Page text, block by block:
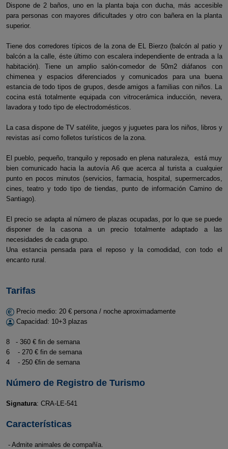
Dispone de 2 baños, uno en la planta baja con ducha, más accesible
para personas con mayores dificultades y otro con bañera en la planta
superior.
Tiene dos corredores típicos de la zona de EL Bierzo (balcón al patio y
balcón a la calle, éste último con escalera independiente de entrada a la
habitación). Tiene un amplio salón-comedor de 50m2 diáfanos con
chimenea y espacios diferenciados y comunicados para una buena
estancia de todo tipos de grupos, desde amigos a familias con niños. La
cocina está totalmente equipada con vitrocerámica inducción, nevera,
lavadora y todo tipo de electrodomésticos.
La casa dispone de TV satélite, juegos y juguetes para los niños, libros y
revistas así como folletos turísticos de la zona.
El pueblo, pequeño, tranquilo y reposado en plena naturaleza, está muy
bien comunicado hacia la autovía A6 que acerca al turista a cualquier
punto en pocos minutos (servicios, farmacia, hospital, supermercados,
cines, teatro y todo tipo de tiendas, punto de información Camino de
Santiago).
El precio se adapta al número de plazas ocupadas, por lo que se puede
disponer de la casona a un precio totalmente adaptado a las
necesidades de cada grupo.
Una estancia pensada para el reposo y la comodidad, con todo el
encanto rural.
Tarifas
Precio medio: 20 € persona / noche aproximadamente
Capacidad: 10+3 plazas
8 - 360 € fin de semana
6 - 270 € fin de semana
4 - 250 €fin de semana
Número de Registro de Turismo
Signatura: CRA-LE-541
Características
- Admite animales de compañía.